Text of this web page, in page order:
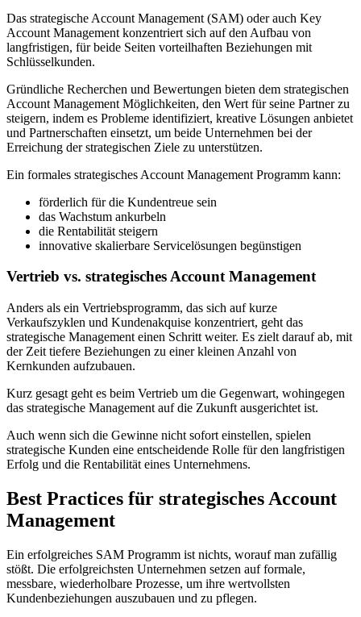
Das strategische Account Management (SAM) oder auch Key
Account Management konzentriert sich auf den Aufbau von
langfristigen, für beide Seiten vorteilhaften Beziehungen mit
Schlüsselkunden.
Gründliche Recherchen und Bewertungen bieten dem strategischen
Account Management Möglichkeiten, den Wert für seine Partner zu
steigern, indem es Probleme identifiziert, kreative Lösungen anbietet
und Partnerschaften einsetzt, um beide Unternehmen bei der
Erreichung der strategischen Ziele zu unterstützen.
Ein formales strategisches Account Management Programm kann:
förderlich für die Kundentreue sein
das Wachstum ankurbeln
die Rentabilität steigern
innovative skalierbare Servicelösungen begünstigen
Vertrieb vs. strategisches Account Management
Anders als ein Vertriebsprogramm, das sich auf kurze
Verkaufszyklen und Kundenakquise konzentriert, geht das
strategische Management einen Schritt weiter. Es zielt darauf ab, mit
der Zeit tiefere Beziehungen zu einer kleinen Anzahl von
Kernkunden aufzubauen.
Kurz gesagt geht es beim Vertrieb um die Gegenwart, wohingegen
das strategische Management auf die Zukunft ausgerichtet ist.
Auch wenn sich die Gewinne nicht sofort einstellen, spielen
strategische Kunden eine entscheidende Rolle für den langfristigen
Erfolg und die Rentabilität eines Unternehmens.
Best Practices für strategisches Account
Management
Ein erfolgreiches SAM Programm ist nichts, worauf man zufällig
stößt. Die erfolgreichsten Unternehmen setzen auf formale,
messbare, wiederholbare Prozesse, um ihre wertvollsten
Kundenbeziehungen auszubauen und zu pflegen.